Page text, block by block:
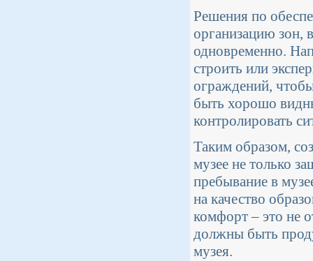
Решения по
организацию зон,
одновременно.
строить или
ограждений,
быть хорошо
контролировать
Таким образом,
музее не только
пребывание в
на качество
комфорт – это не
должны быть
музея.